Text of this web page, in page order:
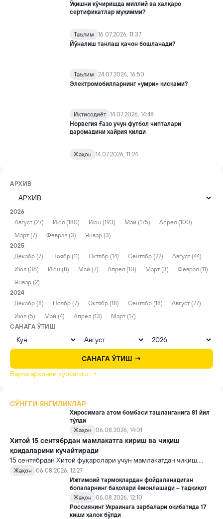
Ўқишни кўчиришда миллий ва халқаро
сертификатлар муҳимми?
Таълим
16.07.2026, 11:37
Йўналиш танлаш қачон бошланади?
Таълим
24.07.2026, 16:50
Электромобилларнинг «умри» қисқами?
Иқтисодиёт 14.07.2026, 14:48
Норвегия Ғазо учун футбол чипталари
даромадини хайрия қилди
Жаҳон 14.07.2026, 11:24
АРХИВ
2026
Август (27)
Июл (180) Июн (193) Май (175)
Апрел (100)
Март (7)
Феврал (3)
Январ (3)
2025
Декабр (7)
Ноябр (11) Октябр (14) Сентябр (22)
Август (44)
Июл (36)
Июн (8) Май (7) Апрел (10) Март (3)
Феврал (11)
Январ (2)
2024
Декабр (8)
Ноябр (7) Октябр (18) Сентябр (18)
Август (27)
Июл (5)
Май (4) Апрел (13)
Март (17)
САНАГА ЎТИШ
САНАГА ЎТИШ →
Барча архивни кўрсатиш →
СЎНГГИ ЯНГИЛИКЛАР
Хиросимага атом бомбаси ташланганига 81 йил
тўлди
Жаҳон
06.08.2026, 14:01
Хитой 15 сентябрдан мамлакатга кириш ва чиқиш
қоидаларини кучайтиради
15 сентябрдан Хитой фуқаролари учун мамлакатдан чиқиш,
хорижликлар учун эса Хитойга кириш тартиби бўйича янги
қоидалар кучга киради.
Жаҳон
06.08.2026, 12:27
Ижтимоий тармоқлардан фойдаланадиган
болаларнинг баҳолари ёмонлашади – тадқиқот
Жаҳон
06.08.2026, 12:10
Россиянинг Украинага зарбалари оқибатида 17
киши ҳалок бўлди